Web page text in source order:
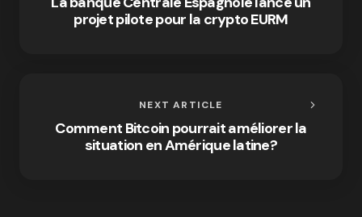
projet pilote pour la crypto EURM
NEXT ARTICLE
Comment Bitcoin pourrait améliorer la
situation en Amérique latine?